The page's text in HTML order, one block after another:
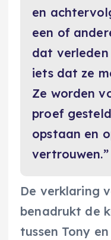
en
een of
dat
iets dat ze
Ze worden
proef
opstaan en
vertrouwen.”
De verklaring
benadrukt de
tussen Tony